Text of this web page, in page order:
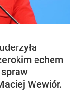
echem
Wewiór.